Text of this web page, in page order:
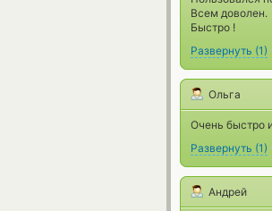
Всем доволен.
Быстро !
Развернуть (1)
Ольга
Очень быстро
Развернуть (1)
Андрей